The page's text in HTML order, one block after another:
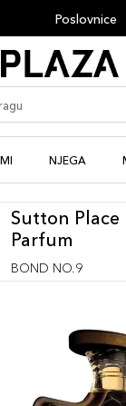
Poslovnice
NJEGA
Sutton Place
Parfum
BOND NO.9